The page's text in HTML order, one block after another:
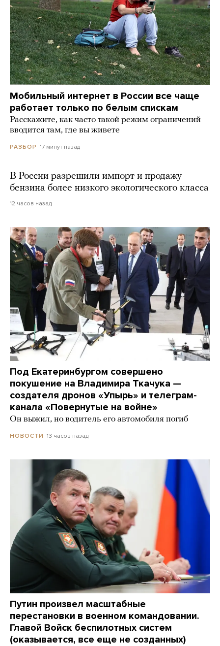
Мобильный интернет в России все чаще
работает только по белым спискам
Расскажите, как часто такой режим ограничений
вводится там, где вы живете
РАЗБОР 17 минут назад
В России разрешили импорт и продажу
бензина более низкого экологического класса
12 часов назад
Под Екатеринбургом совершено
покушение на Владимира Ткачука —
создателя дронов «Упырь» и телеграм-
канала «Повернутые на войне»
Он выжил, но водитель его автомобиля погиб
НОВОСТИ 13 часов назад
Путин произвел масштабные
перестановки в военном командовании.
Главой Войск беспилотных систем
(оказывается, все еще не созданных)